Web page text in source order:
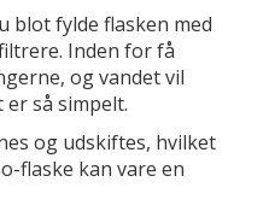
blot fylde flasken med
Inden for få
og vandet vil
så simpelt.
og udskiftes, hvilket
flaske kan vare en